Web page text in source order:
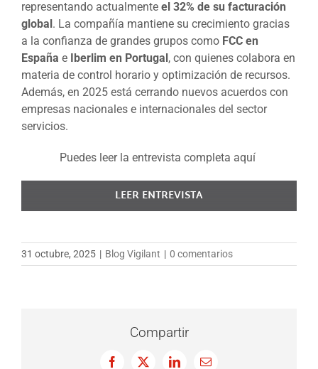
representando actualmente el 32% de su facturación
global. La compañía mantiene su crecimiento gracias
a la confianza de grandes grupos como FCC en
España e Iberlim en Portugal, con quienes colabora en
materia de control horario y optimización de recursos.
Además, en 2025 está cerrando nuevos acuerdos con
empresas nacionales e internacionales del sector
servicios.
Puedes leer la entrevista completa aquí
LEER ENTREVISTA
31 octubre, 2025 | Blog Vigilant | 0 comentarios
Compartir
Facebook
X LinkedInCorreo